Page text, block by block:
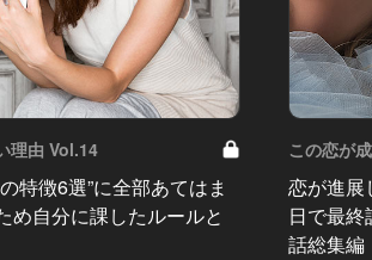
理由 Vol.14
特徴6選”に全部あてはま
め自分に課したルールと
この恋が
恋が進
日で最
話総集編